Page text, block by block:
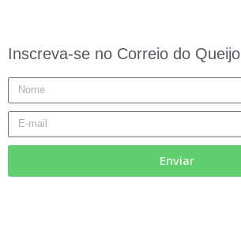
Inscreva-se no Correio do Queijo
Enviar